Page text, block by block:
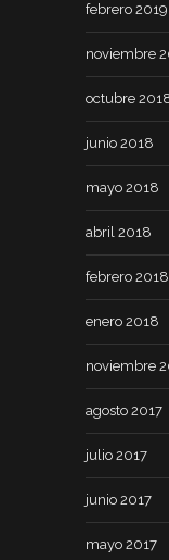
febrero 2019
noviembre
octubre
junio 2018
mayo 2018
abril 2018
febrero 2018
enero 2018
noviembre
agosto 2017
julio 2017
junio 2017
mayo 2017